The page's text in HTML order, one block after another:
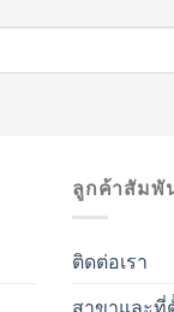
ลูกค้าสัมพั
ติดต่อเรา
สาขาและที่